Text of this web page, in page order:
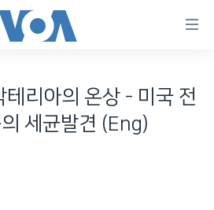
리아의 온상 - 미국 전
세균발견 (Eng)